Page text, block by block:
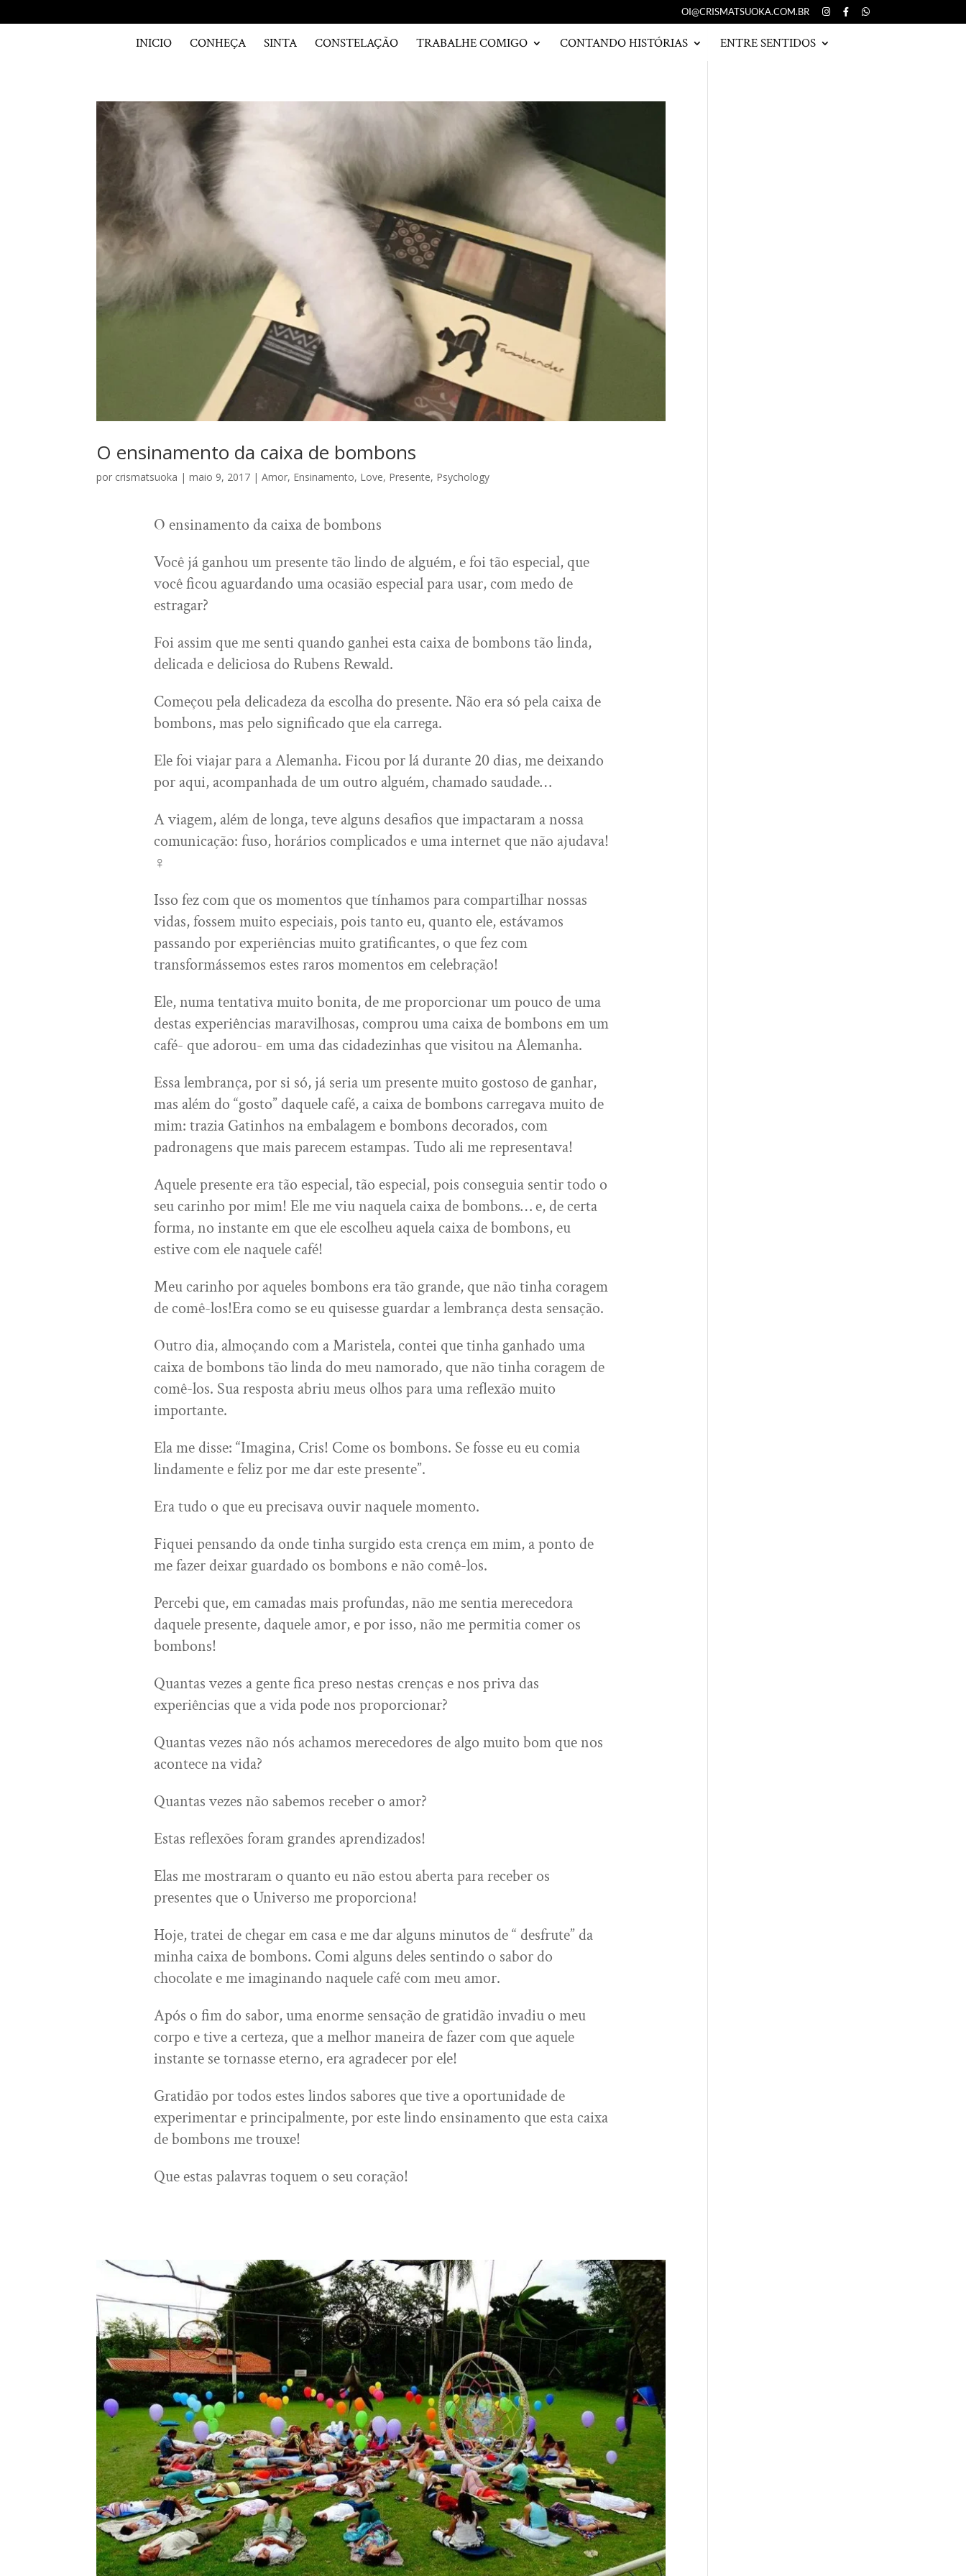
OI@CRISMATSUOKA.COM.BR
INICIO CONHEÇA SINTA CONSTELAÇÃO TRABALHE COMIGO CONTANDO HISTÓRIAS ENTRE SENTIDOS
O ensinamento da caixa de bombons
por crismatsuoka |maio 9, 2017 |Amor, Ensinamento, Love, Presente, Psychology
O ensinamento da caixa de bombons
Você já ganhou um presente tão lindo de alguém, e foi tão especial, que
você ficou aguardando uma ocasião especial para usar, com medo de
estragar?
Foi assim que me senti quando ganhei esta caixa de bombons tão linda,
delicada e deliciosa do Rubens Rewald.
Começou pela delicadeza da escolha do presente. Não era só pela caixa de
bombons, mas pelo significado que ela carrega.
Ele foi viajar para a Alemanha. Ficou por lá durante 20 dias, me deixando
por aqui, acompanhada de um outro alguém, chamado saudade…
A viagem, além de longa, teve alguns desafios que impactaram a nossa
comunicação: fuso, horários complicados e uma internet que não ajudava!
‍♀️
Isso fez com que os momentos que tínhamos para compartilhar nossas
vidas, fossem muito especiais, pois tanto eu, quanto ele, estávamos
passando por experiências muito gratificantes, o que fez com
transformássemos estes raros momentos em celebração!
Ele, numa tentativa muito bonita, de me proporcionar um pouco de uma
destas experiências maravilhosas, comprou uma caixa de bombons em um
café- que adorou- em uma das cidadezinhas que visitou na Alemanha.
Essa lembrança, por si só, já seria um presente muito gostoso de ganhar,
mas além do “gosto” daquele café, a caixa de bombons carregava muito de
mim: trazia Gatinhos na embalagem e bombons decorados, com
padronagens que mais parecem estampas. Tudo ali me representava!
Aquele presente era tão especial, tão especial, pois conseguia sentir todo o
seu carinho por mim! Ele me viu naquela caixa de bombons… e, de certa
forma, no instante em que ele escolheu aquela caixa de bombons, eu
estive com ele naquele café!
Meu carinho por aqueles bombons era tão grande, que não tinha coragem
de comê-los!Era como se eu quisesse guardar a lembrança desta sensação.
Outro dia, almoçando com a Maristela, contei que tinha ganhado uma
caixa de bombons tão linda do meu namorado, que não tinha coragem de
comê-los. Sua resposta abriu meus olhos para uma reflexão muito
importante.
Ela me disse: “Imagina, Cris! Come os bombons. Se fosse eu eu comia
lindamente e feliz por me dar este presente”.
Era tudo o que eu precisava ouvir naquele momento.
Fiquei pensando da onde tinha surgido esta crença em mim, a ponto de
me fazer deixar guardado os bombons e não comê-los.
Percebi que, em camadas mais profundas, não me sentia merecedora
daquele presente, daquele amor, e por isso, não me permitia comer os
bombons!
Quantas vezes a gente fica preso nestas crenças e nos priva das
experiências que a vida pode nos proporcionar?
Quantas vezes não nós achamos merecedores de algo muito bom que nos
acontece na vida?
Quantas vezes não sabemos receber o amor?
Estas reflexões foram grandes aprendizados!
Elas me mostraram o quanto eu não estou aberta para receber os
presentes que o Universo me proporciona!
Hoje, tratei de chegar em casa e me dar alguns minutos de “ desfrute” da
minha caixa de bombons. Comi alguns deles sentindo o sabor do
chocolate e me imaginando naquele café com meu amor.
Após o fim do sabor, uma enorme sensação de gratidão invadiu o meu
corpo e tive a certeza, que a melhor maneira de fazer com que aquele
instante se tornasse eterno, era agradecer por ele!
Gratidão por todos estes lindos sabores que tive a oportunidade de
experimentar e principalmente, por este lindo ensinamento que esta caixa
de bombons me trouxe!
Que estas palavras toquem o seu coração!